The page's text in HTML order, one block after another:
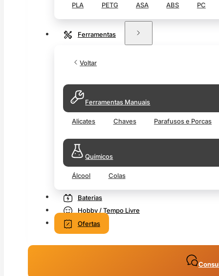
PLA PETG ASA ABS PC
Ferramentas
Voltar
Ferramentas Manuais
Alicates Chaves Parafusos e Porcas
Químicos
Álcool Colas
Baterias
Hobby / Tempo Livre
Ofertas